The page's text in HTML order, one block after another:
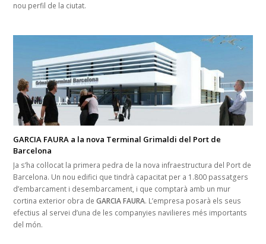
nou perfil de la ciutat.
GARCIA FAURA a la nova Terminal Grimaldi del Port de
Barcelona
Ja s’ha col·locat la primera pedra de la nova infraestructura del Port de
Barcelona. Un nou edifici que tindrà capacitat per a 1.800 passatgers
d’embarcament i desembarcament, i que comptarà amb un mur
cortina exterior obra deGARCIA FAURA. L’empresa posarà els seus
efectius al servei d’una de les companyies navilieres més importants
del món.